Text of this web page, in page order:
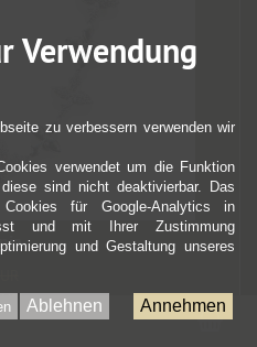
Verwendung
zu verbessern verwenden wir
verwendet um die Funktion
sind nicht deaktivierbar. Das
für Google-Analytics in
und mit Ihrer Zustimmung
und Gestaltung unseres
Annehmen
Ablehnen